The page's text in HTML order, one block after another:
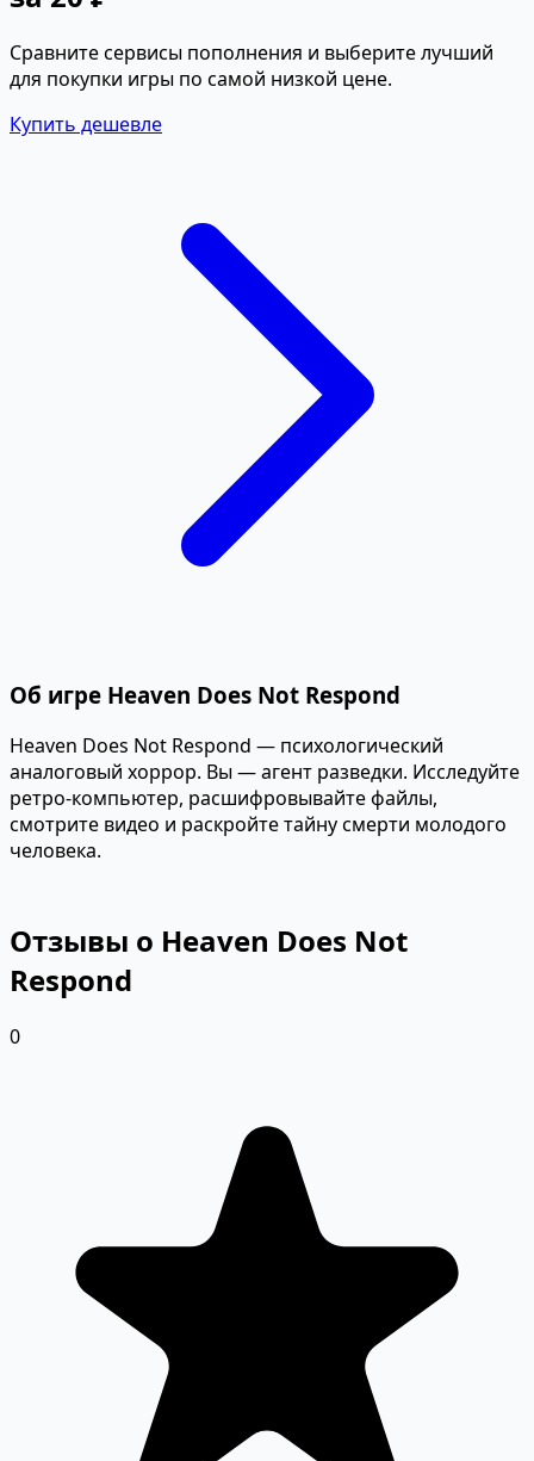
Сравните сервисы пополнения и выберите лучший
для покупки игры по самой низкой цене.
Купить дешевле
Об игре Heaven Does Not Respond
Heaven Does Not Respond — психологический
аналоговый хоррор. Вы — агент разведки. Исследуйте
ретро-компьютер, расшифровывайте файлы,
смотрите видео и раскройте тайну смерти молодого
человека.
Отзывы о Heaven Does Not
Respond
0